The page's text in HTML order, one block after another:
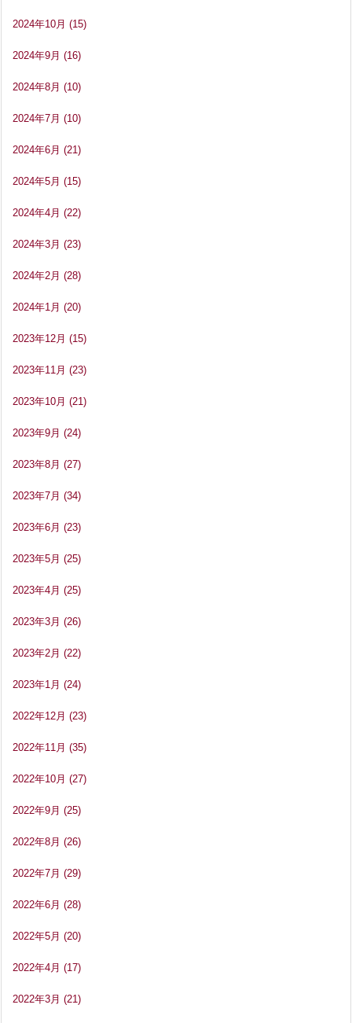
2024年10月 (15)
2024年9月 (16)
2024年8月 (10)
2024年7月 (10)
2024年6月 (21)
2024年5月 (15)
2024年4月 (22)
2024年3月 (23)
2024年2月 (28)
2024年1月 (20)
2023年12月 (15)
2023年11月 (23)
2023年10月 (21)
2023年9月 (24)
2023年8月 (27)
2023年7月 (34)
2023年6月 (23)
2023年5月 (25)
2023年4月 (25)
2023年3月 (26)
2023年2月 (22)
2023年1月 (24)
2022年12月 (23)
2022年11月 (35)
2022年10月 (27)
2022年9月 (25)
2022年8月 (26)
2022年7月 (29)
2022年6月 (28)
2022年5月 (20)
2022年4月 (17)
2022年3月 (21)